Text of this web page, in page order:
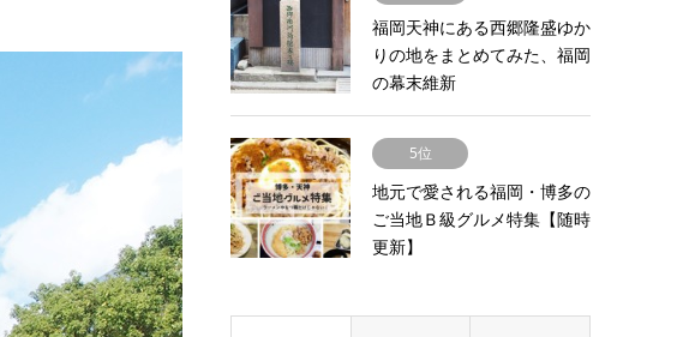
福岡天神にある西郷隆盛ゆか
りの地をまとめてみた、福岡
の幕末維新
5位
地元で愛される福岡・博多の
ご当地Ｂ級グルメ特集【随時
更新】